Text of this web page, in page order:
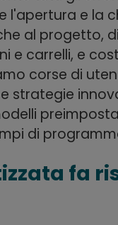
l'apertura e la
al progetto,
e carrelli, e
corse di
strategie
di
fa